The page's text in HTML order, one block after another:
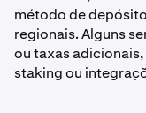
método de
regionais. Alguns
ou taxas
staking ou